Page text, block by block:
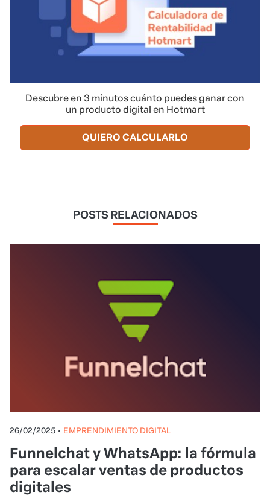
Descubre en 3 minutos cuánto puedes ganar con
un producto digital en Hotmart
QUIERO CALCULARLO
POSTS RELACIONADOS
26/02/2025 • EMPRENDIMIENTO DIGITAL
Funnelchat y WhatsApp: la fórmula
para escalar ventas de productos
digitales